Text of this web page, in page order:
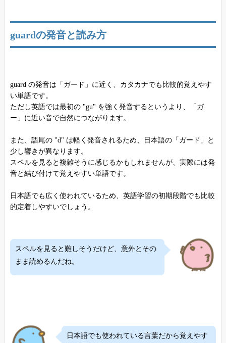
guardの発音と読み方
guard の発音は「ガード」に近く、カタカナでも比較的覚えやす
い単語です。
ただし英語では最初の "gu" を強く発音するというより、「ガ
ー」に近い音で自然につながります。
また、語尾の "d" は軽く発音されるため、日本語の「ガード」と
少し響きが異なります。
スペルを見ると複雑そうに感じるかもしれませんが、実際には発
音と結び付けて覚えやすい単語です。
日本語でも広く使われているため、英語学習の初期段階でも比較
的定着しやすいでしょう。
スペルを見ると難しそうだけど、意外とその
まま読めるんだね。
日本語でも使われている言葉だから覚えやす